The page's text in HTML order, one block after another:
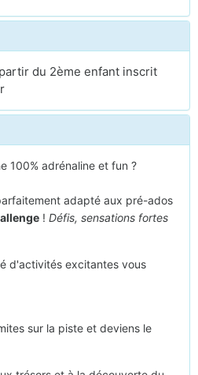
du 2ème enfant inscrit
100% adrénaline et fun ?
adapté aux pré-ados
! Défis, sensations fortes
d'activités excitantes vous
sur la piste et deviens le